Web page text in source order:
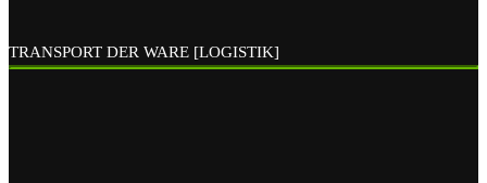
TRANSPORT DER WARE [LOGISTIK]